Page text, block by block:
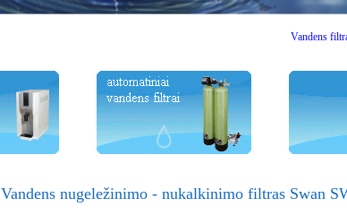
Vandens filtrai.
Vandens nugeležinimo - nukalkinimo filtras Swan